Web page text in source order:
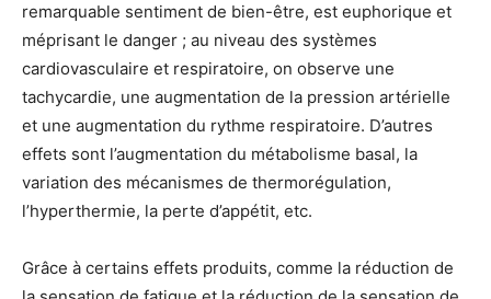
remarquable sentiment de bien-être, est euphorique et
méprisant le danger ; au niveau des systèmes
cardiovasculaire et respiratoire, on observe une
tachycardie, une augmentation de la pression artérielle
et une augmentation du rythme respiratoire. D’autres
effets sont l’augmentation du métabolisme basal, la
variation des mécanismes de thermorégulation,
l’hyperthermie, la perte d’appétit, etc.
Grâce à certains effets produits, comme la réduction de